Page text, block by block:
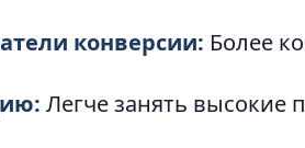
конверсии: Более
Легче занять высокие